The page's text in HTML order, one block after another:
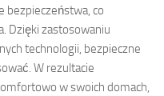
bezpieczeństwa, co
Dzięki zastosowaniu
technologii, bezpieczne
W rezultacie
w swoich domach,